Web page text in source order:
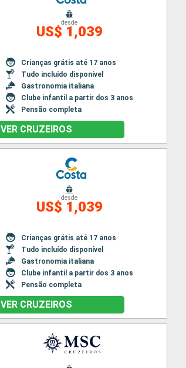
desde
US$ 1,039
Crianças grátis até 17 anos
Tudo incluído disponível
Gastronomia italiana
Clube infantil a partir dos 3 anos
Pensão completa
VER CRUZEIROS
desde
US$ 1,039
Crianças grátis até 17 anos
Tudo incluído disponível
Gastronomia italiana
Clube infantil a partir dos 3 anos
Pensão completa
VER CRUZEIROS